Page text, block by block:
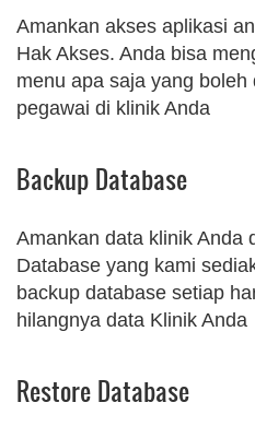
Amankan akses aplikasi
Hak Akses. Anda bisa
menu apa saja yang
pegawai di klinik Anda
Backup Database
Amankan data klinik Anda
Database yang kami
backup database setiap
hilangnya data Klinik Anda
Restore Database